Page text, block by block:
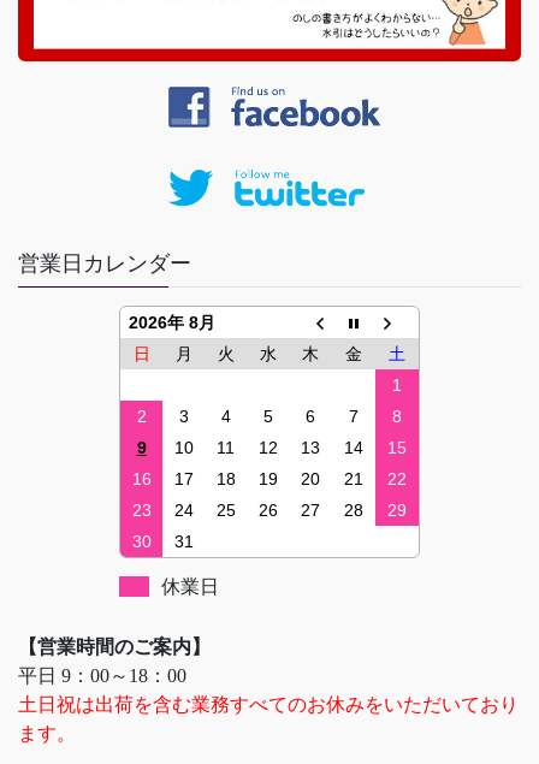
営業日カレンダー
2026年 8月
日
月 火 水 木 金
土
1
2
3 4 5 6 7
8
9
10 11 12 13 14
15
16
17 18 19 20 21
22
23
24 25 26 27 28
29
30
31
休業日
【営業時間のご案内】
平日 9：00～18：00
土日祝は出荷を含む業務すべてのお休みをいただいており
ます。